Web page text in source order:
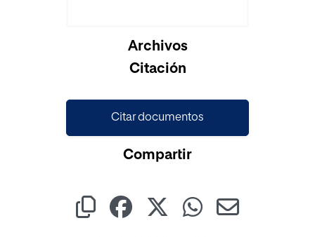
Archivos
Citación
Citar documentos
Compartir